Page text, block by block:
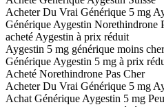
Acheter Du Vrai Générique 5 mg
Générique Aygestin Norethindrone
acheté Aygestin à prix réduit
Aygestin 5 mg générique moins cher
Générique Aygestin 5 mg à prix
Acheté Norethindrone Pas Cher
Acheter Du Vrai Générique 5 mg
Achat Générique Aygestin 5 mg